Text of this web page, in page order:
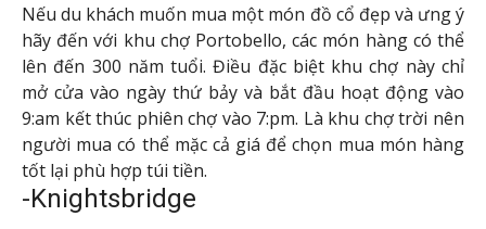
Nếu du khách muốn mua một món đồ cổ đẹp và ưng ý
hãy đến với khu chợ Portobello, các món hàng có thể
lên đến 300 năm tuổi. Điều đặc biệt khu chợ này chỉ
mở cửa vào ngày thứ bảy và bắt đầu hoạt động vào
9:am kết thúc phiên chợ vào 7:pm. Là khu chợ trời nên
người mua có thể mặc cả giá để chọn mua món hàng
tốt lại phù hợp túi tiền.
-Knightsbridge